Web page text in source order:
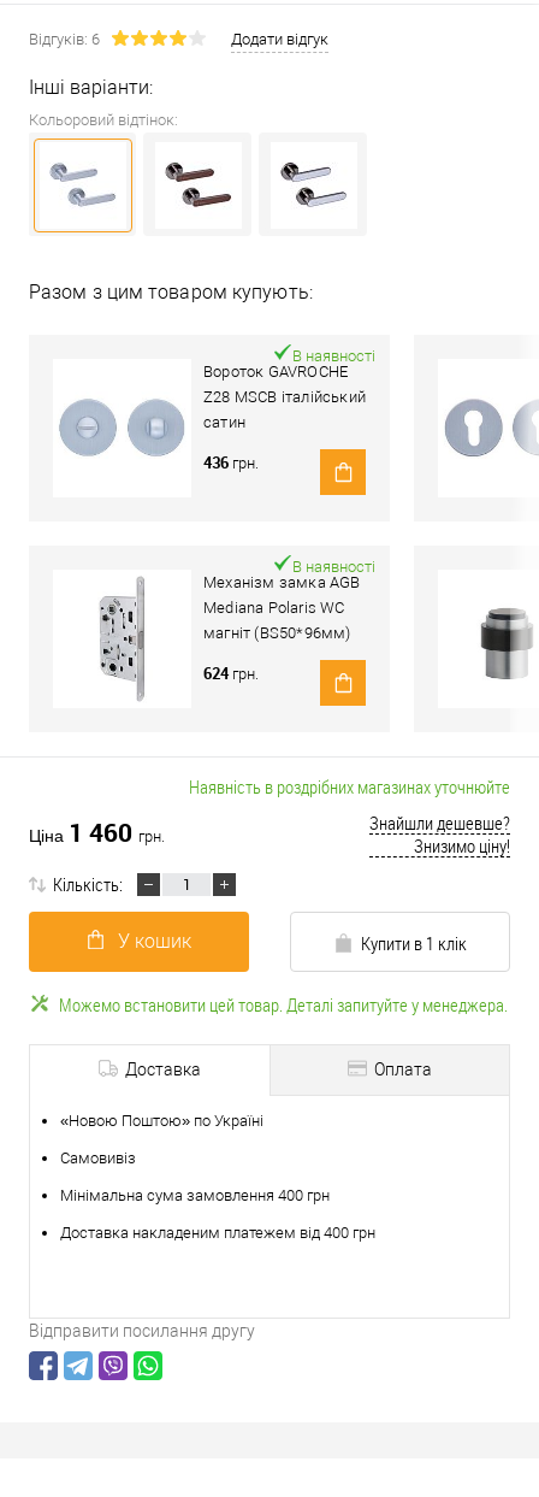
Відгуків: 6 Додати відгук
Інші варіанти:
Кольоровий відтінок:
Разом з цим товаром купують:
Вороток GAVROCHE
Z28 MSCB італійський
сатин
В наявності
436 грн.
Механізм замка AGB
Mediana Polaris WC
магніт (BS50*96мм)
В наявності
624 грн.
Наявність в роздрібних магазинах уточнюйте
Ціна 1 460 грн.
Знайшли дешевше?
Знизимо ціну!
Кількість:
У кошик Купити в 1 клік
Можемо встановити цей товар. Деталі запитуйте у менеджера.
Доставка Оплата
«Новою Поштою» по Україні
Самовивіз
Мінімальна сума замовлення 400 грн
Доставка накладеним платежем від 400 грн
Відправити посилання другу